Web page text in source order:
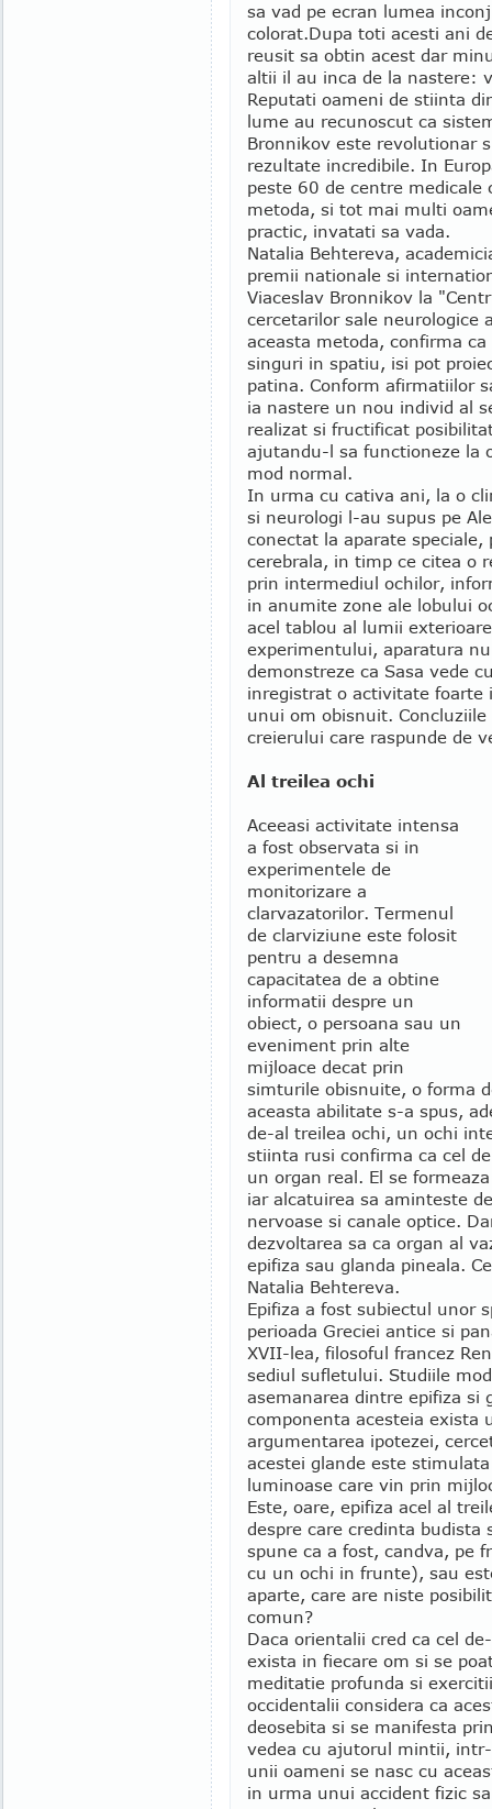
sa vad pe ecran lumea
colorat.Dupa toti acesti ani
reusit sa obtin acest dar
altii il au inca de la nastere:
Reputati oameni de stiinta
lume au recunoscut ca
Bronnikov este revolutionar
rezultate incredibile. In
peste 60 de centre medicale
metoda, si tot mai multi
practic, invatati sa vada.
Natalia Behtereva,
premii nationale si
Viaceslav Bronnikov la
cercetarilor sale neurologice
aceasta metoda, confirma
singuri in spatiu, isi pot
patina. Conform afirmatiilor
ia nastere un nou individ al
realizat si fructificat
ajutandu-l sa functioneze la
mod normal.
In urma cu cativa ani, la o
si neurologi l-au supus pe
conectat la aparate
cerebrala, in timp ce citea o
prin intermediul ochilor,
in anumite zone ale lobului
acel tablou al lumii
experimentului, aparatura
demonstreze ca Sasa vede
inregistrat o activitate foarte
unui om obisnuit.
creierului care raspunde de
Al treilea ochi
Aceeasi activitate intensa
a fost observata si in
experimentele de
monitorizare a
clarvazatorilor. Termenul
de clarviziune este folosit
pentru a desemna
capacitatea de a obtine
informatii despre un
obiect, o persoana sau un
eveniment prin alte
mijloace decat prin
simturile obisnuite, o forma
aceasta abilitate s-a spus,
de-al treilea ochi, un ochi
stiinta rusi confirma ca cel
un organ real. El se
iar alcatuirea sa aminteste
nervoase si canale optice.
dezvoltarea sa ca organ al
epifiza sau glanda pineala.
Natalia Behtereva.
Epifiza a fost subiectul unor
perioada Greciei antice si
XVII-lea, filosoful francez
sediul sufletului. Studiile
asemanarea dintre epifiza si
componenta acesteia exista
argumentarea ipotezei,
acestei glande este
luminoase care vin prin
Este, oare, epifiza acel al
despre care credinta budista
spune ca a fost, candva, pe
cu un ochi in frunte), sau
aparte, care are niste
comun?
Daca orientalii cred ca cel
exista in fiecare om si se
meditatie profunda si
occidentalii considera ca
deosebita si se manifesta
vedea cu ajutorul mintii,
unii oameni se nasc cu
in urma unui accident fizic